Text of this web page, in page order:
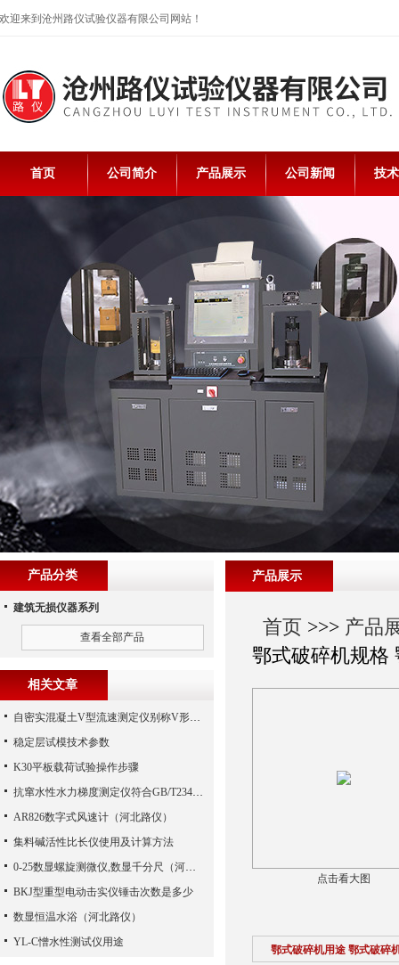
欢迎来到沧州路仪试验仪器有限公司网站！
首页 公司简介 产品展示 公司新闻 技
产品展示
首页 >>> 产品
鄂式破碎机规格
点击看大图
鄂式破碎机用途 鄂式破碎
产品分类
建筑无损仪器系列
查看全部产品
相关文章
自密实混凝土V型流速测定仪别称V形漏斗手机端
稳定层试模技术参数
K30平板载荷试验操作步骤
抗窜水性水力梯度测定仪符合GB/T23457-2017
AR826数字式风速计（河北路仪）
集料碱活性比长仪使用及计算方法
0-25数显螺旋测微仪,数显千分尺（河北路仪）
BKJ型重型电动击实仪锤击次数是多少
数显恒温水浴（河北路仪）
YL-C憎水性测试仪用途